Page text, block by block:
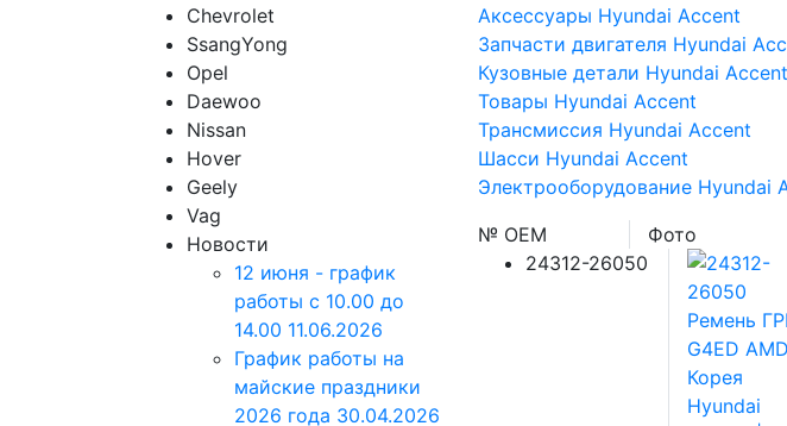
Chevrolet
SsangYong
Opel
Daewoo
Nissan
Hover
Geely
Vag
Новости
12 июня - график
работы с 10.00 до
14.00 11.06.2026
График работы на
майские праздники
2026 года 30.04.2026
Аксессуары Hyundai Accent
Запчасти двигателя Hyundai
Кузовные детали Hyundai Accent
Товары Hyundai Accent
Трансмиссия Hyundai Accent
Шасси Hyundai Accent
Электрооборудование Hyundai
№ OEM
Фото
24312-26050